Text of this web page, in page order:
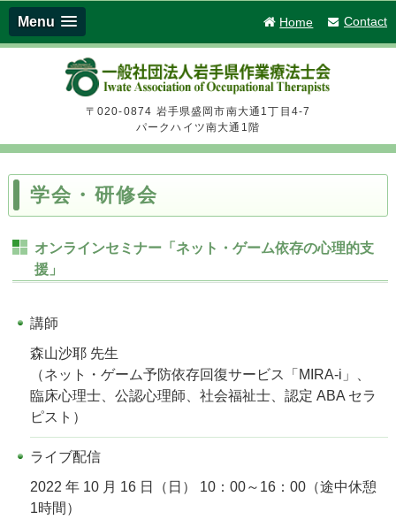
Menu
〒020-0874 岩手県盛岡市南大通1丁目4-7
パークハイツ南大通1階
Home Contact
学会・研修会
オンラインセミナー「ネット・ゲーム依存の心理的支
援」
講師
森山沙耶 先生
（ネット・ゲーム予防依存回復サービス「MIRA-i」、
臨床心理士、公認心理師、社会福祉士、認定 ABA セラ
ピスト）
ライブ配信
2022 年 10 月 16 日（日） 10：00～16：00（途中休憩
1時間）